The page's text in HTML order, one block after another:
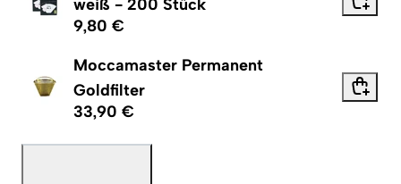
weiß - 200 Stück
9,80 €
Moccamaster Permanent
Goldfilter
33,90 €